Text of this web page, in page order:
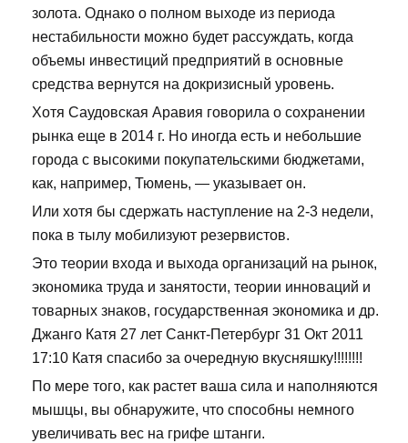
золота. Однако о полном выходе из периода
нестабильности можно будет рассуждать, когда
объемы инвестиций предприятий в основные
средства вернутся на докризисный уровень.
Хотя Саудовская Аравия говорила о сохранении
рынка еще в 2014 г. Но иногда есть и небольшие
города с высокими покупательскими бюджетами,
как, например, Тюмень, — указывает он.
Или хотя бы сдержать наступление на 2-3 недели,
пока в тылу мобилизуют резервистов.
Это теории входа и выхода организаций на рынок,
экономика труда и занятости, теории инноваций и
товарных знаков, государственная экономика и др.
Джанго Катя 27 лет Санкт-Петербург 31 Окт 2011
17:10 Катя спасибо за очередную вкусняшку!!!!!!!!
По мере того, как растет ваша сила и наполняются
мышцы, вы обнаружите, что способны немного
увеличивать вес на грифе штанги.